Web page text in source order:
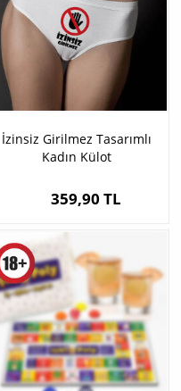
İzinsiz Girilmez Tasarımlı
Kadın Külot
359,90 TL